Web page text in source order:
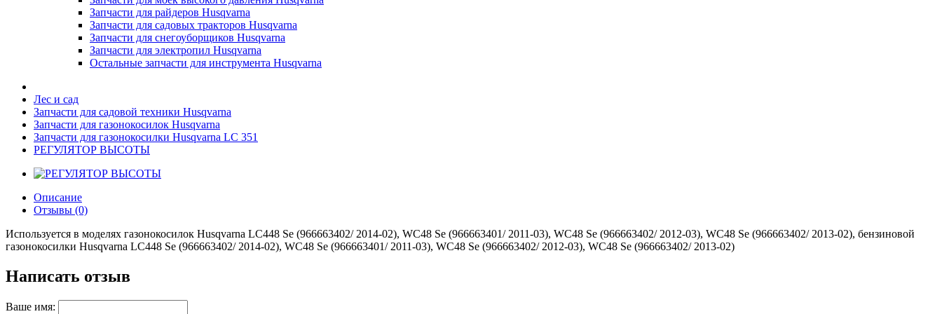
Запчасти для райдеров Husqvarna
Запчасти для садовых тракторов Husqvarna
Запчасти для снегоуборщиков Husqvarna
Запчасти для электропил Husqvarna
Остальные запчасти для инструмента Husqvarna
Лес и сад
Запчасти для садовой техники Husqvarna
Запчасти для газонокосилок Husqvarna
Запчасти для газонокосилки Husqvarna LC 351
РЕГУЛЯТОР ВЫСОТЫ
Описание
Отзывы (0)
Используется в моделях газонокосилок Husqvarna LC448 Se (966663402/ 2014-02), WC48 Se (966663401/ 2011-03), WC48 Se (966663402/ 2012-03), WC48 Se (966663402/ 2013-02), бензиновой
газонокосилки Husqvarna LC448 Se (966663402/ 2014-02), WC48 Se (966663401/ 2011-03), WC48 Se (966663402/ 2012-03), WC48 Se (966663402/ 2013-02)
Написать отзыв
Ваше имя: